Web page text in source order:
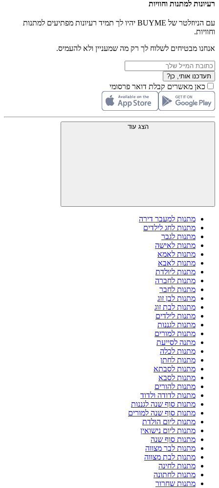
רעיונות למתנות וחוויות
עם הניוזלטר של BUYME יהיו לך תמיד רעיונות מפתיעים למתנות
וחוויות.
אנחנו מבטיחים לשלוח לך רק מה שמעניין ולא להעמיס.
תעדכנו אותי, כן?
כאן מאשרים קבלת דואר פרסומי
הצג עוד
מתנות למעבר דירה
מתנות לחג לילדים
מתנות לגבר
מתנות לאישה
מתנות לאמא
מתנות לאבא
מתנות ליולדת
מתנות לחברה
מתנות לחבר
מתנות לבן זוג
מתנות לבת זוג
מתנות לילדים
מתנות לגננות
מתנות למורים
מתנה לסייעת
מתנות לכלה
מתנות לחתן
מתנות לסבתא
מתנות לסבא
מתנות להורים
מתנות לדודה ולדוד
מתנות סוף שנה לגננות
מתנות סוף שנה למורים
מתנות ליום הולדת
מתנות ליום נישואין
מתנות סוף שנה
מתנות לבר מצווה
מתנות לבת מצווה
מתנות לחינה
מתנות לחתונה
מתנות שחרור